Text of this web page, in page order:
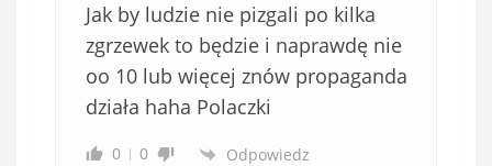
Jak by ludzie nie pizgali po kilka
zgrzewek to będzie i naprawdę nie
oo 10 lub więcej znów propaganda
działa haha Polaczki
0 0 Odpowiedz